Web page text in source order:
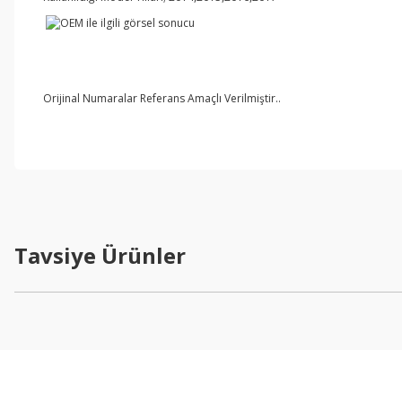
Orijinal Numaralar Referans Amaçlı Verilmiştir..
Tavsiye Ürünler